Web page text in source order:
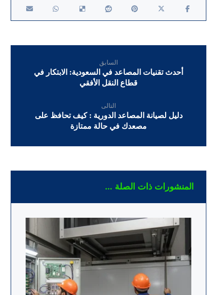
السابق
أحدث تقنيات المصاعد في السعودية: الابتكار في
قطاع النقل الأفقي
التالى
دليل لصيانة المصاعد الدورية : كيف تحافظ على
مصعدك في حالة ممتازة
المنشورات ذات الصلة ...